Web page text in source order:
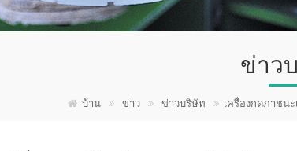
ข่าว
บ้าน ข่าว ข่าวบริษัท เครื่องกดภาชน